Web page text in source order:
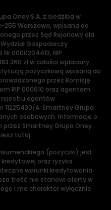
Oney S.A. z siedzibą w
255 Warszawa, wpisana do
przez Sąd Rejonowy dla
Gospodarczy
Nr 0000204413, NIP
zł w całości wpłacony.
pożyczkową wpisaną do
przez Komisję
RIP 000610 oraz agentem
agentów
A. Smartney Grupa
osobowych. Informacje o
Smartney Grupa Oney
tutaj.
(pożyczki) jest
oraz ryzyka
warunki kredytowania
treść nie stanowi oferty w
i ma charakter wyłącznie